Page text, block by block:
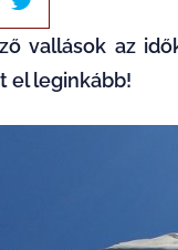
vallások az
el leginkább!